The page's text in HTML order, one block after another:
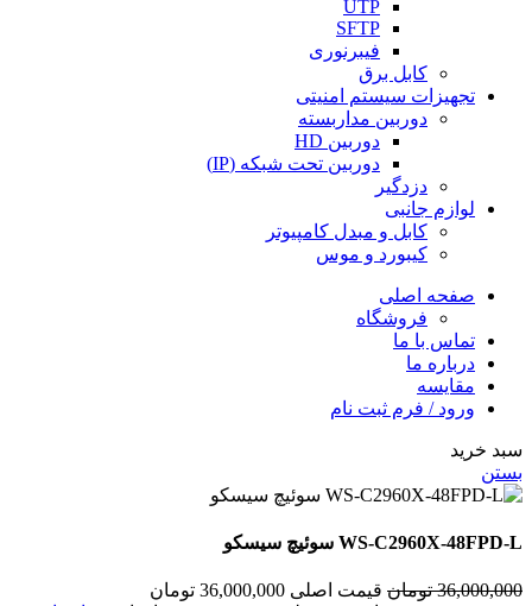
UTP
SFTP
فیبرنوری
کابل برق
تجهیزات سیستم امنیتی
دوربین مداربسته
دوربین HD
دوربین تحت شبکه (IP)
دزدگیر
لوازم جانبی
کابل و مبدل کامپیوتر
کیبورد و موس
صفحه اصلی
فروشگاه
تماس با ما
درباره ما
مقایسه
ورود / فرم ثبت نام
سبد خرید
بستن
WS-C2960X-48FPD-L سوئیچ سیسکو
36,000,000 تومان
قیمت اصلی 36,000,000 تومان